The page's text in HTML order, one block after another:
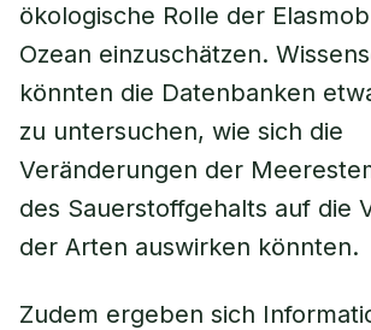
ökologische Rolle der
Ozean einzuschätzen.
könnten die Datenbanken
zu untersuchen, wie sich die
Veränderungen der
des Sauerstoffgehalts auf die
der Arten auswirken könnten.
Zudem ergeben sich